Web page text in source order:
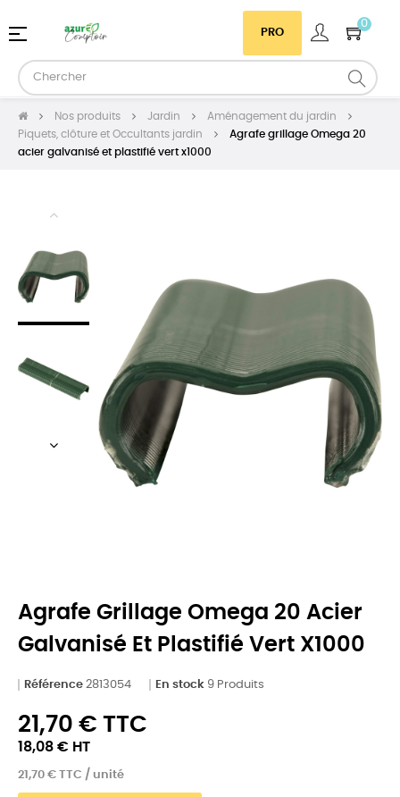
PRO
0
Basculer
navigation
☰
Nos produits Jardin
Aménagement du jardin
Piquets, clôture et Occultants jardin
Agrafe grillage Omega 20
acier galvanisé et plastifié vert x1000
Agrafe Grillage Omega 20 Acier
Galvanisé Et Plastifié Vert X1000
Référence 2813054 En stock 9 Produits
21,70 € TTC
18,08 € HT
21,70 € TTC / unité